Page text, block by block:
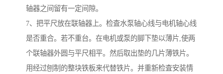
轴器之间留有一定间隙。
7、把平尺放在联轴器上。检査水泵轴心线与电机轴心线
是否重合。若不重台。在电机或泵的脚下垫以薄片,使两
个联轴器外圆与平尺相平。然后取出垫的几片薄铁片。
用经过刨制的整块铁板来代替铁片。并重新检査安装情